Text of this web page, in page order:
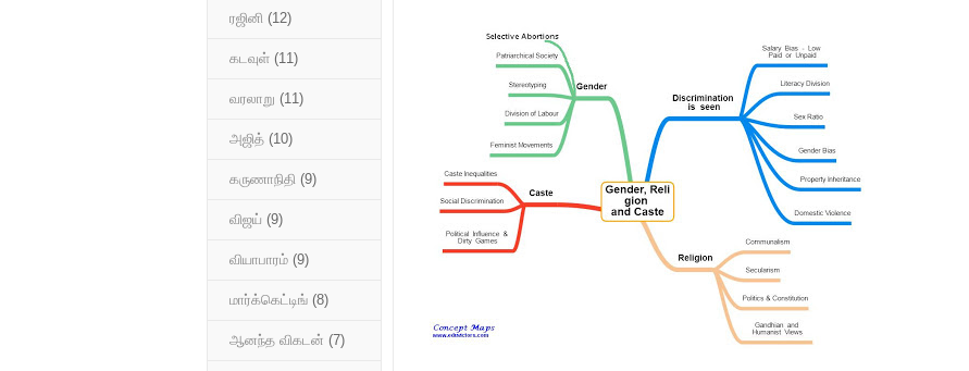
ரஜினி (12)
கடவுள் (11)
வரலாறு (11)
அஜித் (10)
கருணாநிதி (9)
விஜய் (9)
வியாபாரம் (9)
மார்க்கெட்டிங் (8)
ஆனந்த விகடன் (7)